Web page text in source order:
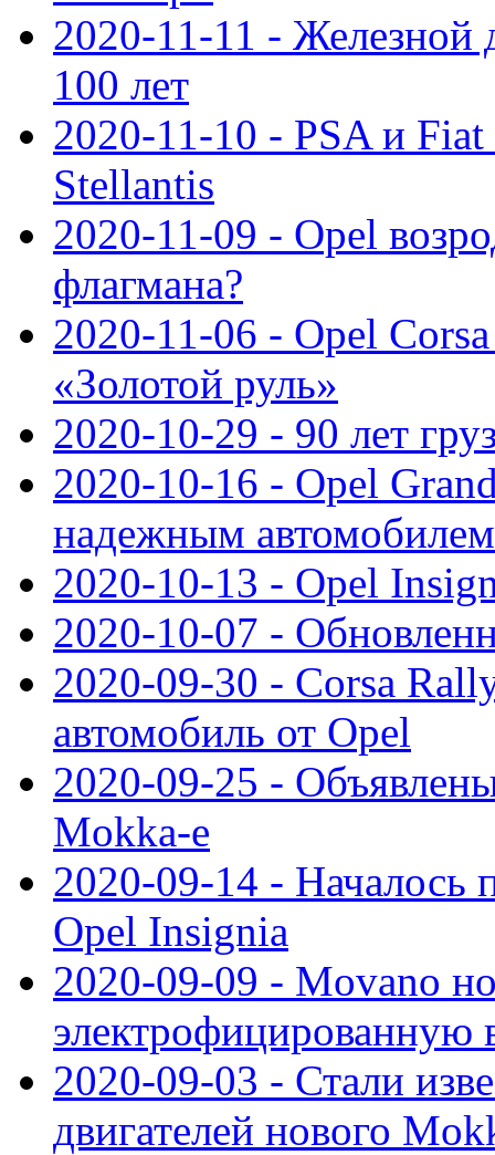
2020-11-11 - Железной
100 лет
2020-11-10 - PSA и Fiat
Stellantis
2020-11-09 - Opel
флагмана?
2020-11-06 - Opel
«Золотой руль»
2020-10-29 - 90 лет
2020-10-16 - Opel
надежным автомобилем
2020-10-13 - Opel
2020-10-07 -
2020-09-30 - Corsa
автомобиль от Opel
2020-09-25 -
Mokka-e
2020-09-14 - Началось
Opel Insignia
2020-09-09 - Movano
электрофицированную
2020-09-03 - Стали
двигателей нового